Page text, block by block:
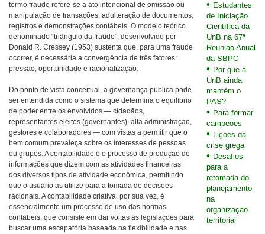
termo fraude refere-se a ato intencional de omissão ou
manipulação de transações, adulteração de documentos,
registros e demonstrações contábeis. O modelo teórico
denominado “triângulo da fraude”, desenvolvido por
Donald R. Cressey (1953) sustenta que, para uma fraude
ocorrer, é necessária a convergência de três fatores:
pressão, oportunidade e racionalização.
Do ponto de vista conceitual, a governança pública pode
ser entendida como o sistema que determina o equilíbrio
de poder entre os envolvidos — cidadãos,
representantes eleitos (governantes), alta administração,
gestores e colaboradores — com vistas a permitir que o
bem comum prevaleça sobre os interesses de pessoas
ou grupos. A contabilidade é o processo de produção de
informações que dizem com as atividades financeiras
dos diversos tipos de atividade econômica, permitindo
que o usuário as utilize para a tomada de decisões
racionais. A contabilidade criativa, por sua vez, é
essencialmente um processo de uso das normas
contábeis, que consiste em dar voltas às legislações para
buscar uma escapatória baseada na flexibilidade e nas
Estudantes
de Iniciação
Científica da
UnB na 67ª
Reunião Anual
da SBPC
Por que a
UnB ainda
mantém o
PAS?
Para formar
campeões
Lições da
crise grega
Desafios
para a
retomada do
planejamento
na
organização
territorial